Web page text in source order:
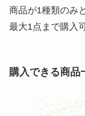
商品が1種類のみ
最大1点まで購入
購入できる商品